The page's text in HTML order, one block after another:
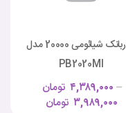
پاوربانک شیائومی 20000 مدل
PB2020MI
تومان ۴,۳۸۹,۰۰۰ –
تومان ۳,۹۸۹,۰۰۰